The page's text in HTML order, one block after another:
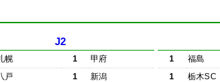
J2
幌 1
甲府
戸 1
新潟
1 福島
1
栃木SC